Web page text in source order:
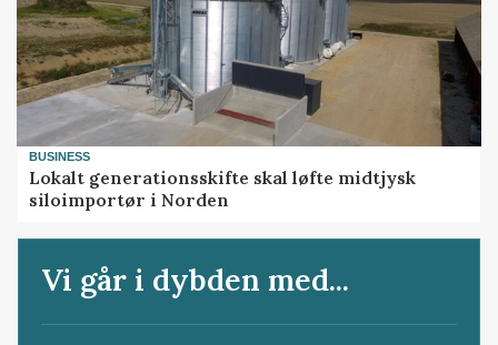
BUSINESS
Lokalt generationsskifte skal løfte midtjysk
siloimportør i Norden
Vi går i dybden med...